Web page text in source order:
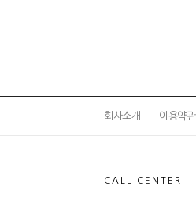
회사소개 이용약관
CALL CENTER